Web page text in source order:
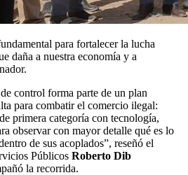
para fortalecer la lucha
daña a nuestra economía y a
control forma parte de un plan
para combatir el comercio ilegal:
primera categoría con tecnología,
observar con mayor detalle qué es lo
de sus acoplados”, reseñó el
Públicos Roberto Dib
la recorrida.